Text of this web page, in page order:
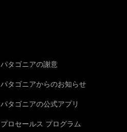
パタゴニアの謝意
パタゴニアからのお知らせ
パタゴニアの公式アプリ
プロセールス プログラム